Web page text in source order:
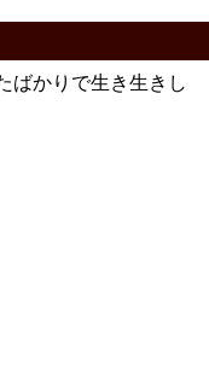
ばかりで生き生きし